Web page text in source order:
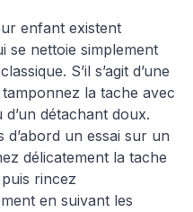
enfant existent
se nettoie simplement
S’il s’agit d’une
la tache avec
détachant doux.
d’abord un essai sur un
délicatement la tache
puis rincez
en suivant les